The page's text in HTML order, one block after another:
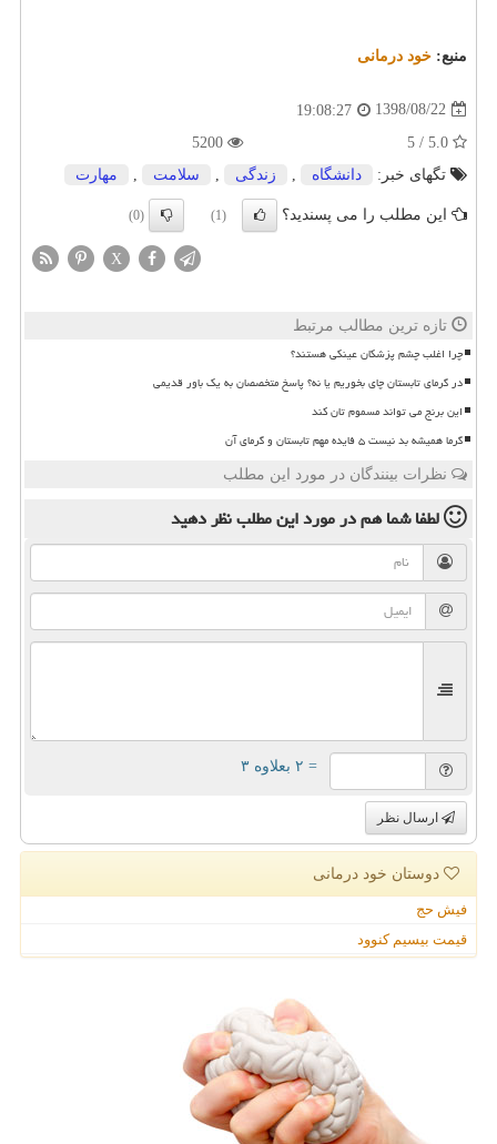
منبع: خود درمانی
1398/08/22
19:08:27
تگهای خبر:
دانشگاه زندگی سلامت مهارت
این مطلب را می پسندید؟ (1)
(0)
X
تازه ترین مطالب مرتبط
چرا اغلب چشم پزشکان عینکی هستند؟
در گرمای تابستان چای بخوریم یا نه؟ پاسخ متخصصان به یک باور قدیمی
این برنج می تواند مسموم تان کند
گرما همیشه بد نیست ۵ فایده مهم تابستان و گرمای آن
نظرات بینندگان در مورد این مطلب
لطفا شما همدر مورد این مطلبنظر دهید
= ۲ بعلاوه ۳
ارسال نظر
دوستان خود درمانی
فیش حج
قیمت بیسیم کنوود